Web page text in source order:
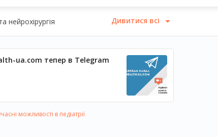
нейрохірургія Дивитися всі
ua.com тепер в Telegram
можливості в педіатрії